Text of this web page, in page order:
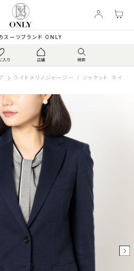
スーツブランド ONLY
ライトメリノジャージー / ジャケット ネイビー